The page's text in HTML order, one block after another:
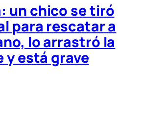
un chico se tiró
para rescatar a
lo arrastró la
y está grave